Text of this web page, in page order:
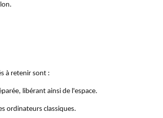
à retenir sont :
libérant ainsi de l'espace.
ordinateurs classiques.